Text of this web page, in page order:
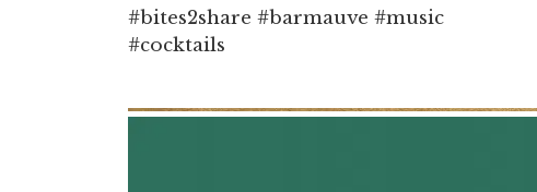
#bites2share #barmauve #music
#cocktails